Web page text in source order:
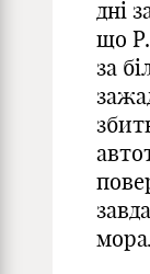
дні
що Р.
за